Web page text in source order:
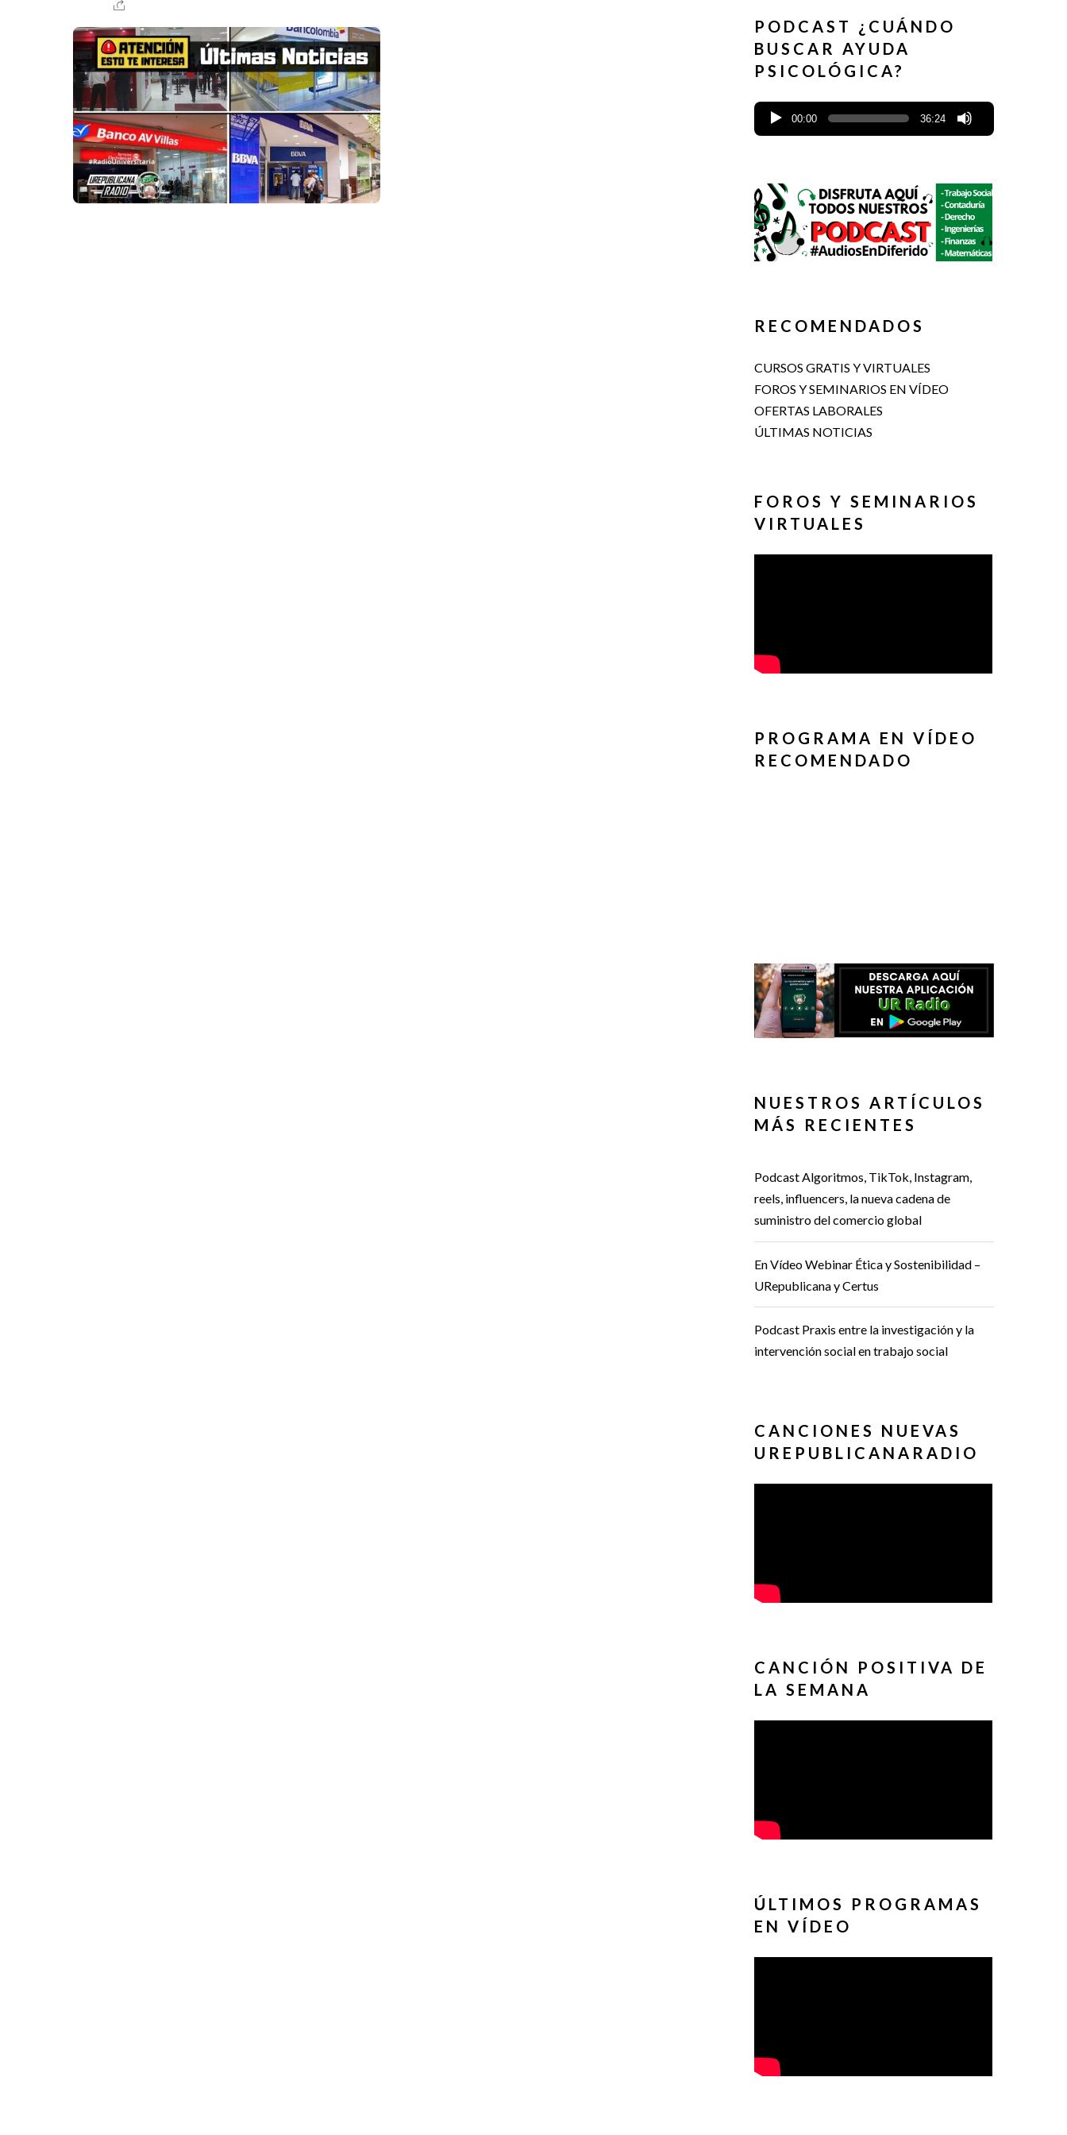
PODCAST ¿CUÁNDO
BUSCAR AYUDA
PSICOLÓGICA?
00:00 36:24
RECOMENDADOS
CURSOS GRATIS Y VIRTUALES
FOROS Y SEMINARIOS EN VÍDEO
OFERTAS LABORALES
ÚLTIMAS NOTICIAS
FOROS Y SEMINARIOS
VIRTUALES
PROGRAMA EN VÍDEO
RECOMENDADO
NUESTROS ARTÍCULOS
MÁS RECIENTES
Podcast Algoritmos, TikTok, Instagram,
reels, influencers, la nueva cadena de
suministro del comercio global
En Vídeo Webinar Ética y Sostenibilidad –
URepublicana y Certus
Podcast Praxis entre la investigación y la
intervención social en trabajo social
CANCIONES NUEVAS
UREPUBLICANARADIO
CANCIÓN POSITIVA DE
LA SEMANA
ÚLTIMOS PROGRAMAS
EN VÍDEO